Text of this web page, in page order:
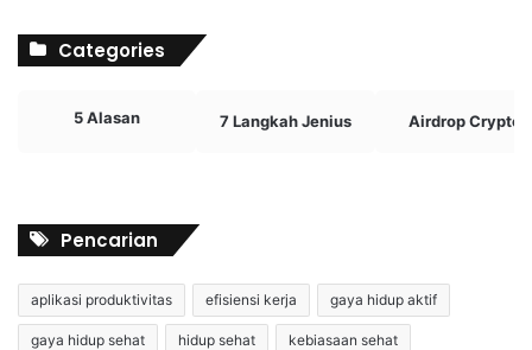
Categories
5 Alasan 7 Langkah Jenius Airdrop Crypto
Pencarian
aplikasi produktivitas efisiensi kerja gaya hidup aktif
gaya hidup sehat hidup sehat kebiasaan sehat